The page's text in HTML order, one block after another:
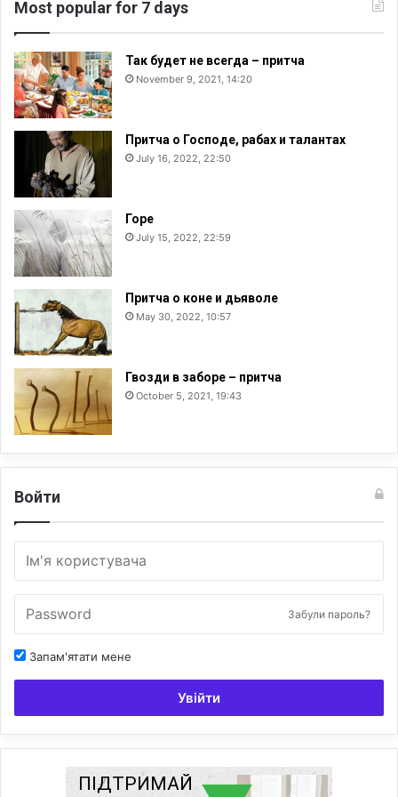
Most popular for 7 days
Так будет не всегда – притча
November 9, 2021, 14:20
Притча о Господе, рабах и талантах
July 16, 2022, 22:50
Горе
July 15, 2022, 22:59
Притча о коне и дьяволе
May 30, 2022, 10:57
Гвозди в заборе – притча
October 5, 2021, 19:43
Войти
Забули пароль?
Запам'ятати мене
Увійти